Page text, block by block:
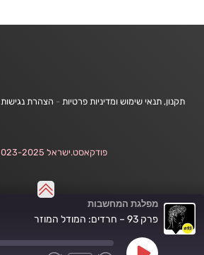
מפלגת המחשבות
פרק 93 – חרדים: המודל המוזר
תקנון, תנאי שימוש ומדיניות פרטיות - הצהרת נגישות
פודקאסט.ישראל 2023-2025 ©